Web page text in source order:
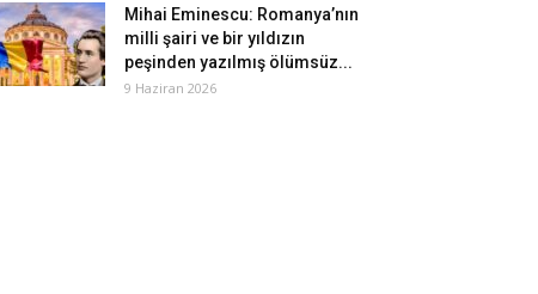
Mihai Eminescu: Romanya’nın
milli şairi ve bir yıldızın
peşinden yazılmış ölümsüz...
9 Haziran 2026